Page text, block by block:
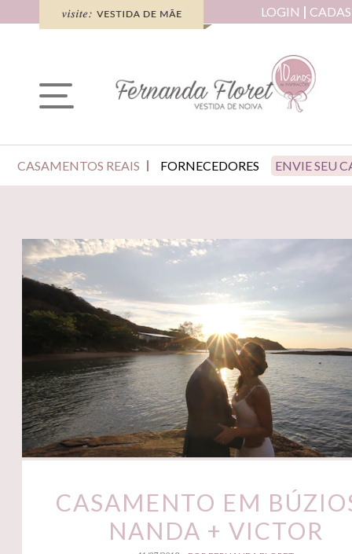
LOGIN
CASAMENTOS REAIS FORNECEDORES ENVIE SEU
CASAMENTO EM
NANDA + VICTOR